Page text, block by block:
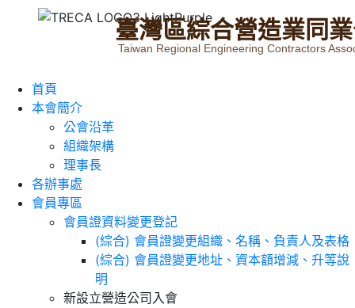
臺灣區綜合營造業同業
Taiwan Regional Engineering Contractors
首頁
本會簡介
公會沿革
組織架構
理事長
各辦事處
會員專區
會員證資料變更登記
(綜合) 會員證變更組織、名稱、負責人及表格
(綜合) 會員證變更地址、資本額增減、升等說
明
新設立營造公司入會